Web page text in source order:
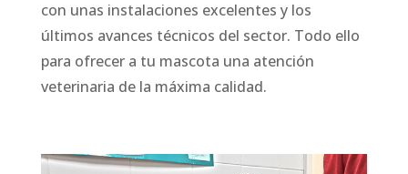
con unas instalaciones excelentes y los
últimos avances técnicos del sector. Todo ello
para ofrecer a tu mascota una atención
veterinaria de la máxima calidad.